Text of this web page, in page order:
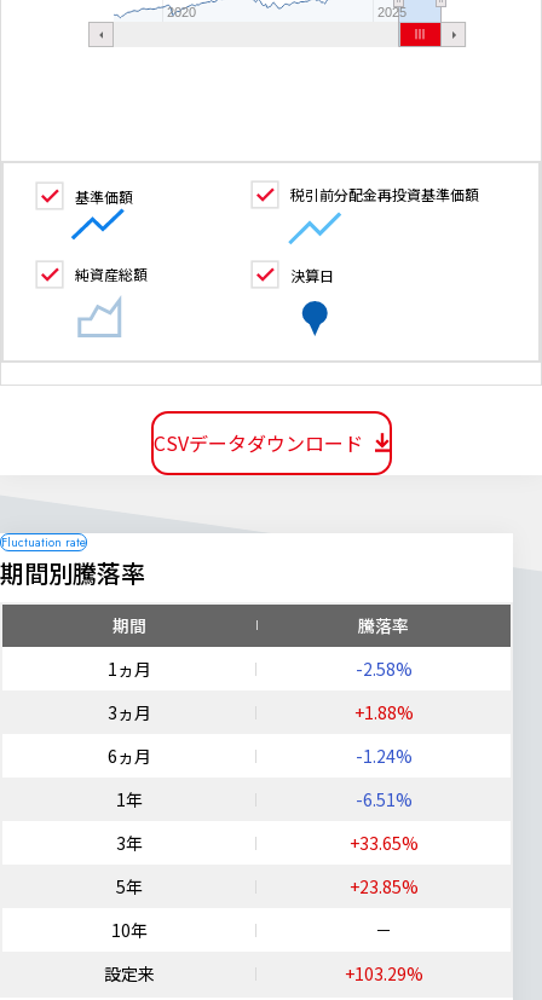
2020 2025
基準価額 税引前分配金再投資基準価額
純資産総額 決算日
CSVデータダウンロード
期間別騰落率
期間
騰落率
1ヵ月
-2.58%
3ヵ月
+1.88%
6ヵ月
-1.24%
1年
-6.51%
3年
+33.65%
5年
+23.85%
10年
－
設定来
+103.29%